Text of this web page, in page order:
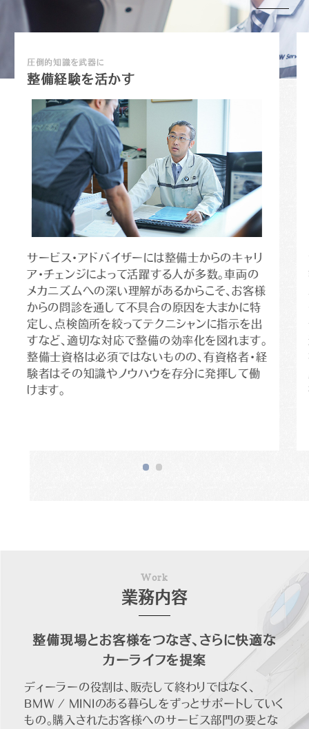
圧倒的知識を武器に
整備経験を活かす
サービス・アドバイザーには整備士からのキャリ
ア・チェンジによって活躍する人が多数。車両の
メカニズムへの深い理解があるからこそ、お客様
からの問診を通して不具合の原因を大まかに特
定し、点検箇所を絞ってテクニシャンに指示を出
すなど、適切な対応で整備の効率化を図れます。
整備士資格は必須ではないものの、有資格者・経
験者はその知識やノウハウを存分に発揮して働
けます。
W ork
業務内容
整備現場とお客様をつなぎ、さらに快適な
カーライフを提案
ディーラーの役割は、販売して終わりではなく、
BMW / MINIのある暮らしをずっとサポートしていく
もの。購入されたお客様へのサービス部門の要とな